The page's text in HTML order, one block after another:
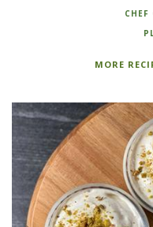
CHEF
MORE